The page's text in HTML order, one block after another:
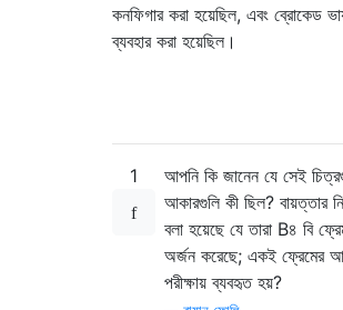
কনফিগার করা হয়েছিল, এবং ব্রোকেড
ব্যবহার করা হয়েছিল।
1
আপনি কি জানেন যে সেই
আকারগুলি কী ছিল? বায়ত্তার
বলা হয়েছে যে তারা B৪ বি
অর্জন করেছে; একই ফ্রেমের
পরীক্ষায় ব্যবহৃত হয়?